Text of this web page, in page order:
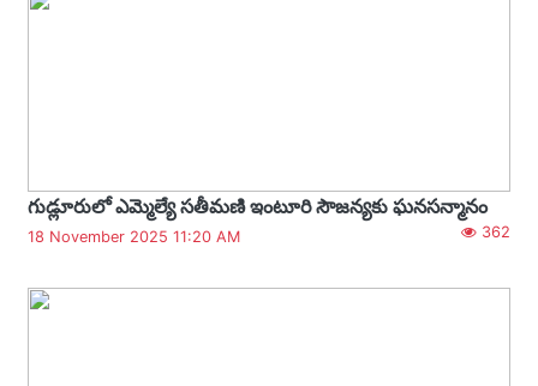
గుడ్లూరులో ఎమ్మెల్యే సతీమణి ఇంటూరి సౌజన్యకు ఘనసన్మానం
18 November 2025 11:20 AM 362